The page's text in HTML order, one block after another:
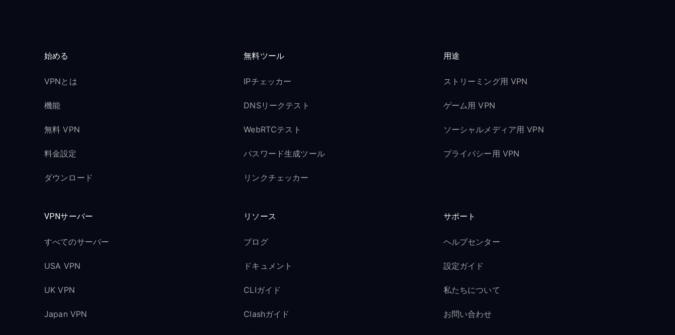
始める
VPNとは
機能
無料 VPN
料金設定
ダウンロード
無料ツール
IPチェッカー
DNSリークテスト
WebRTCテスト
パスワード生成ツール
リンクチェッカー
用途
ストリーミング用 VPN
ゲーム用 VPN
ソーシャルメディア用 VPN
プライバシー用 VPN
VPNサーバー
すべてのサーバー
USA VPN
UK VPN
Japan VPN
リソース
ブログ
ドキュメント
CLIガイド
Clashガイド
サポート
ヘルプセンター
設定ガイド
私たちについて
お問い合わせ